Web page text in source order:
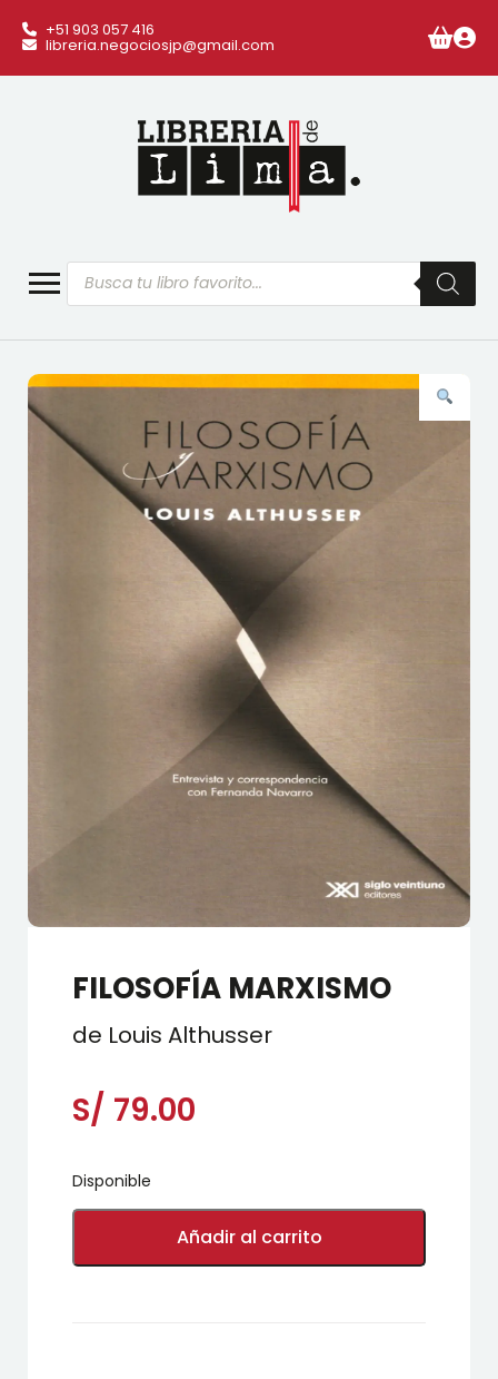
+51 903 057 416
libreria.negociosjp@gmail.com
Búsqueda
de
productos
FILOSOFÍA MARXISMO
de Louis Althusser
S/ 79.00
Disponible
FILOSOFÍA
cantidad
Añadir al carrito